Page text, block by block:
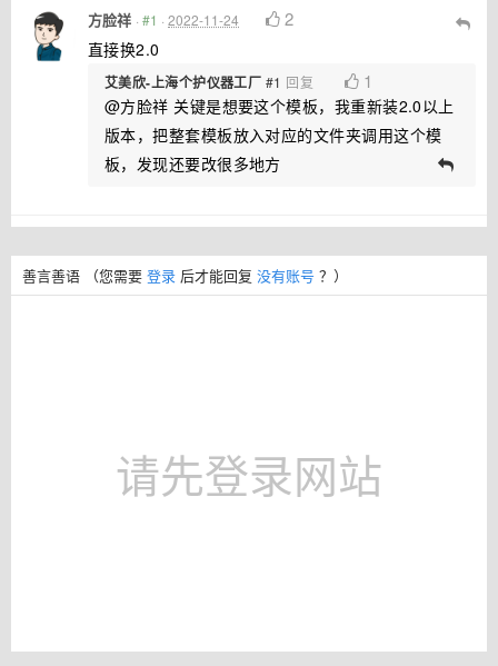
方脸祥 · #1 · 2022-11-24 2
直接换2.0
艾美欣-上海个护仪器工厂 #1 回复 1
@方脸祥 关键是想要这个模板，我重新装2.0以上
版本，把整套模板放入对应的文件夹调用这个模
板，发现还要改很多地方
善言善语 （您需要 登录 后才能回复 没有账号 ？）
请先登录网站